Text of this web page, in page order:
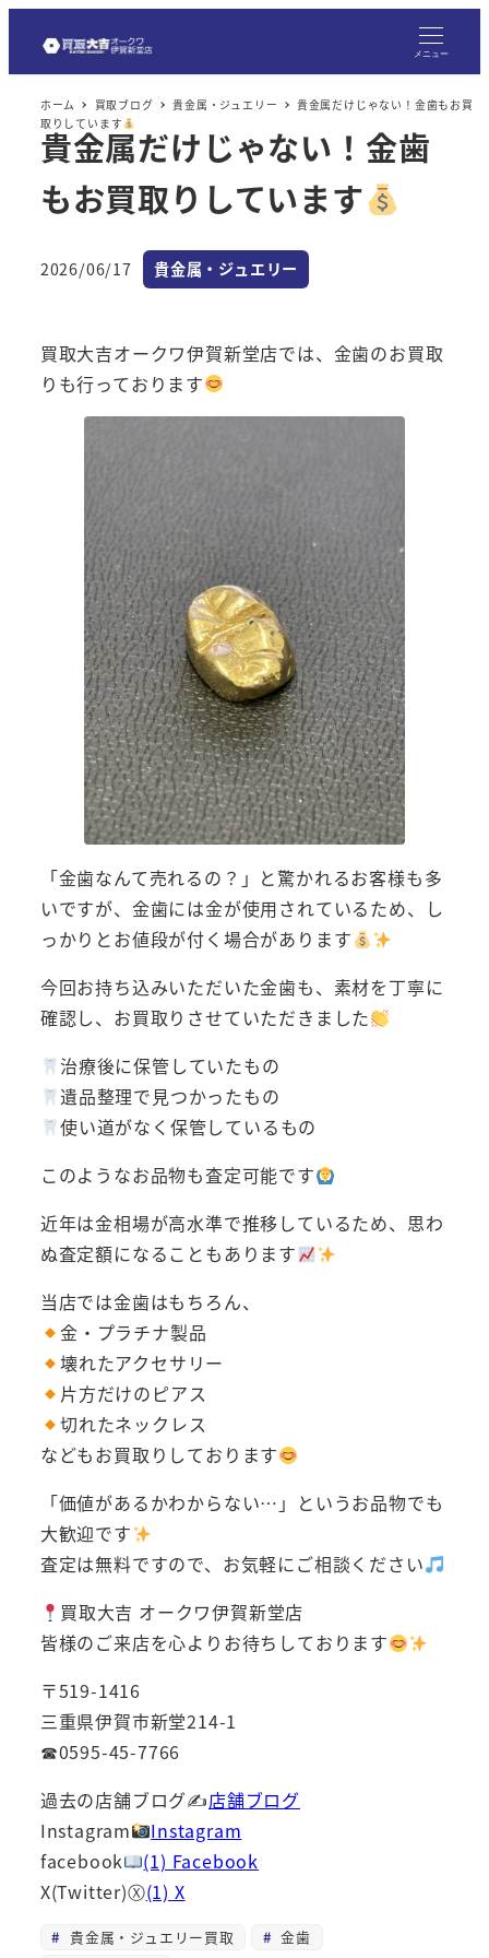
メニュー
ホーム 買取ブログ 貴金属・ジュエリー
貴金属だけじゃない！金歯もお買
取りしています
貴金属だけじゃない！金歯
もお買取りしています
投稿日
2026/06/17 カテゴリー
貴金属・ジュエリー
買取大吉オークワ伊賀新堂店では、金歯のお買取
りも行っております
「金歯なんて売れるの？」と驚かれるお客様も多
いですが、金歯には金が使用されているため、し
っかりとお値段が付く場合があります
今回お持ち込みいただいた金歯も、素材を丁寧に
確認し、お買取りさせていただきました
治療後に保管していたもの
遺品整理で見つかったもの
使い道がなく保管しているもの
このようなお品物も査定可能です
近年は金相場が高水準で推移しているため、思わ
ぬ査定額になることもあります
当店では金歯はもちろん、
金・プラチナ製品
壊れたアクセサリー
片方だけのピアス
切れたネックレス
などもお買取りしております
「価値があるかわからない…」というお品物でも
大歓迎です
査定は無料ですので、お気軽にご相談ください
買取大吉 オークワ伊賀新堂店
皆様のご来店を心よりお待ちしております
〒519-1416
三重県伊賀市新堂214-1
☎0595-45-7766
過去の店舗ブログ✍店舗ブログ
Instagram
Instagram
facebook
(1) Facebook
X(Twitter)Ⓧ(1) X
貴金属・ジュエリー買取
金歯